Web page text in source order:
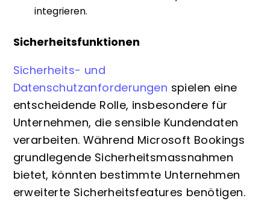
integrieren.
Sicherheitsfunktionen
Sicherheits- und
Datenschutzanforderungen spielen eine
entscheidende Rolle, insbesondere für
Unternehmen, die sensible Kundendaten
verarbeiten. Während Microsoft Bookings
grundlegende Sicherheitsmassnahmen
bietet, könnten bestimmte Unternehmen
erweiterte Sicherheitsfeatures benötigen.